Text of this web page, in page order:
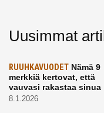
Uusimmat
RUUHKAVUODET Nämä 9
merkkiä kertovat, että
vauvasi rakastaa sinua
8.1.2026